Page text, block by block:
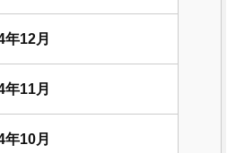
年12月
年11月
年10月